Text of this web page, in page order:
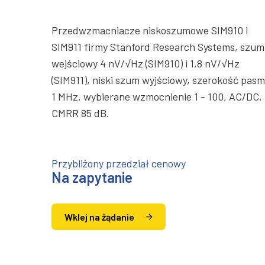
Przedwzmacniacze niskoszumowe SIM910 i
SIM911 firmy Stanford Research Systems, szum
wejściowy 4 nV/√Hz (SIM910) i 1,8 nV/√Hz
(SIM911), niski szum wyjściowy, szerokość
1 MHz, wybierane wzmocnienie 1 - 100, AC/DC,
CMRR 85 dB.
Przybliżony przedział cenowy
Na zapytanie
Wklej na żądanie